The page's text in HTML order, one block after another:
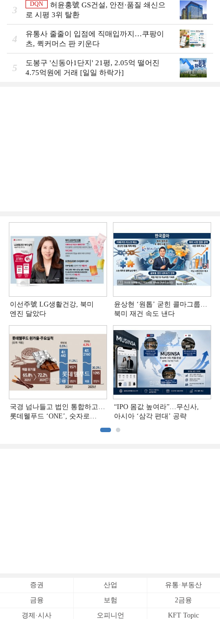
3
DQN
허윤홍號 GS건설, 안전·품질 쇄신으
로 시평 3위 탈환
4
유통사 줄줄이 입점에 직매입까지…쿠팡이
츠, 퀵커머스 판 키운다
5
도봉구 '신동아1단지' 21평, 2.05억 떨어진
4.75억원에 거래 [일일 하락가]
이선주號 LG생활건강, 북미
엔진 달았다
윤상현 ‘원톱ʼ 굳힌 콜마그룹…
북미 재건 속도 낸다
국경 넘나들고 법인 통합하고…
롯데웰푸드 ‘ONE’, 숫자로
“IPO 몸값 높여라”…무신사,
아시아 ‘삼각 편대’ 공략
증권 산업 유통·부동산
금융 보험 2금융
경제·시사 오피니언 KFT Topic